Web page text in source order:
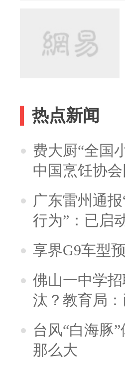
热点新闻
费大厨“全国
中国烹饪协
广东雷州通
行为”：已启
享界G9车型
佛山一中学
汰？教育局
台风“白海豚
那么大